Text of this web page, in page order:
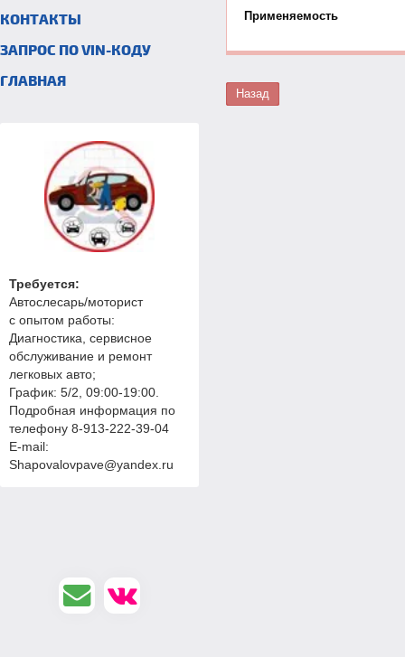
КОНТАКТЫ
ЗАПРОС ПО VIN-КОДУ
ГЛАВНАЯ
Требуется:
Автослесарь/моторист
с опытом работы:
Диагностика, сервисное
обслуживание и ремонт
легковых авто;
График: 5/2, 09:00-19:00.
Подробная информация по
телефону 8-913-222-39-04
E-mail:
Shapovalovpave@yandex.ru
Применяемость
Назад